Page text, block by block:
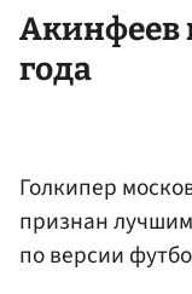
Акинфеев
года
Голкипер
признан
по версии